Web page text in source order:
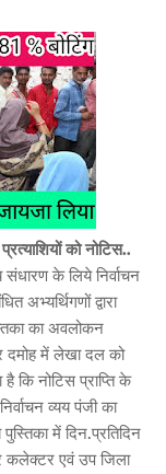
को नोटिस..
संधारण के लिये निर्वाचन
अभ्यर्थिगणों द्वारा
का अवलोकन
दमोह में लेखा दल को
कि नोटिस प्राप्ति के
व्यय पंजी का
में दिन.प्रतिदिन
कलेक्टर एवं उप जिला